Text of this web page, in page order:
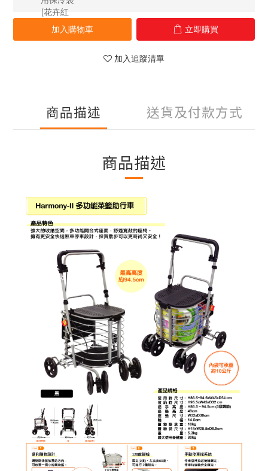
加入購物車 立即購買
加入追蹤清單
商品描述 送貨及付款方式
商品描述